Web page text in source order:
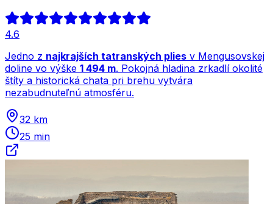
4.6
Jedno z najkrajších tatranských plies v Mengusovskej
doline vo výške 1 494 m. Pokojná hladina zrkadlí okolité
štíty a historická chata pri brehu vytvára
nezabudnuteľnú atmosféru.
32 km
25 min